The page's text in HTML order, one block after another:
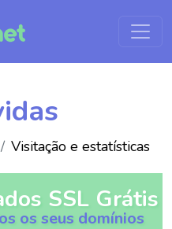
Visitação e estatísticas
SSL Grátis
os seus domínios